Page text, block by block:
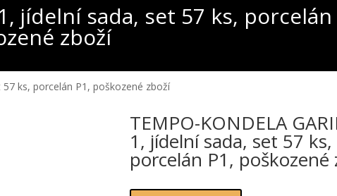
jídelní sada, set 57 ks, porcelán
zboží
57 ks, porcelán P1, poškozené zboží
TEMPO-KONDELA
1, jídelní sada, set 57 ks,
porcelán P1, poškozené